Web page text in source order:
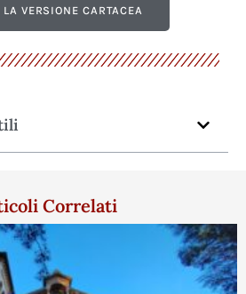
LA VERSIONE CARTACEA
Correlati